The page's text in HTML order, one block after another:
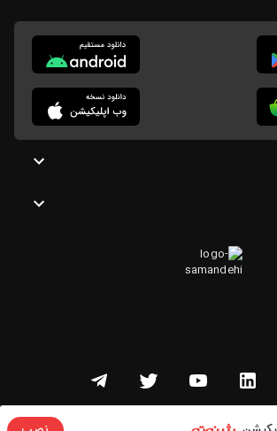
حقوق این وبسایت متعلق به شنوتو است